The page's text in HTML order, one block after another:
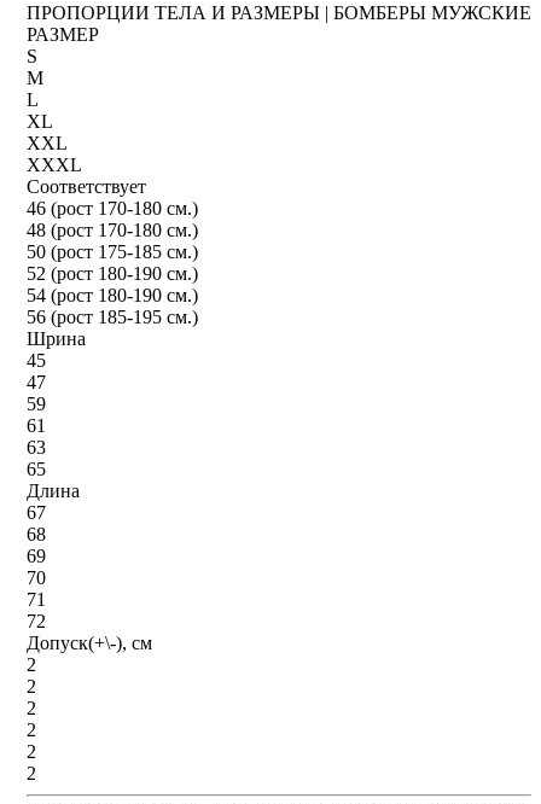
ПРОПОРЦИИ ТЕЛА И РАЗМЕРЫ | БОМБЕРЫ МУЖСКИЕ
РАЗМЕР
S
M
L
XL
XXL
XXXL
Соответствует
46 (рост 170-180 см.)
48 (рост 170-180 см.)
50 (рост 175-185 см.)
52 (рост 180-190 см.)
54 (рост 180-190 см.)
56 (рост 185-195 см.)
Шрина
45
47
59
61
63
65
Длина
67
68
69
70
71
72
Допуск(+\-), см
2
2
2
2
2
2